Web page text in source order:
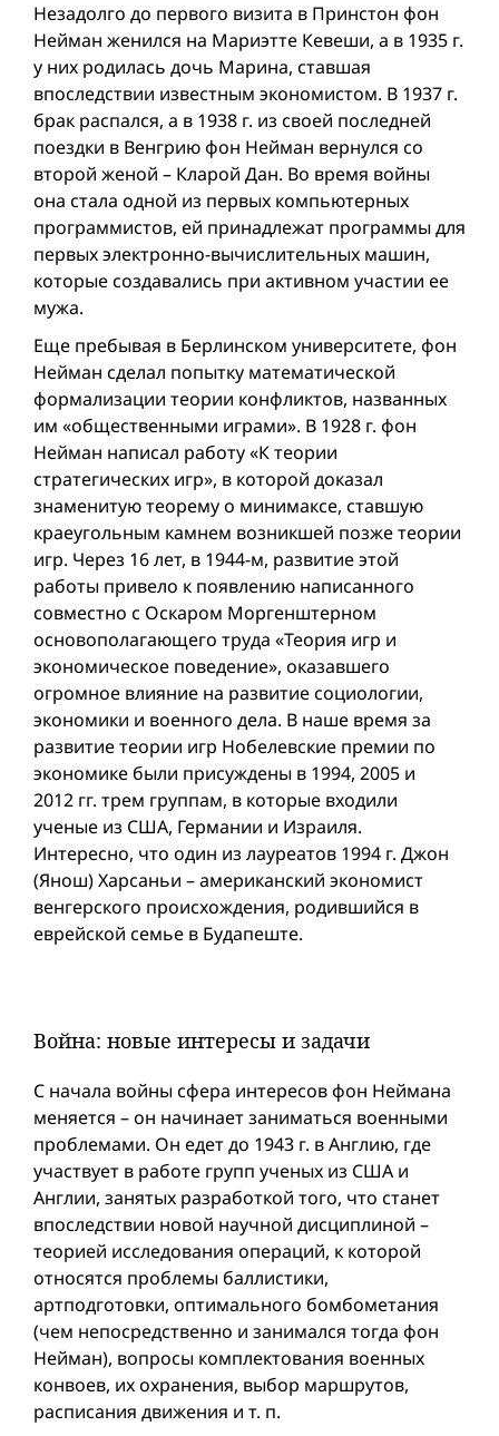
Незадолго до первого визита в Принстон фон
Нейман женился на Мариэтте Кевеши, а в 1935 г.
у них родилась дочь Марина, ставшая
впоследствии известным экономистом. В 1937 г.
брак распался, а в 1938 г. из своей последней
поездки в Венгрию фон Нейман вернулся со
второй женой – Кларой Дан. Во время войны
она стала одной из первых компьютерных
программистов, ей принадлежат программы для
первых электронно-вычислительных машин,
которые создавались при активном участии ее
мужа.
Еще пребывая в Берлинском университете, фон
Нейман сделал попытку математической
формализации теории конфликтов, названных
им «общественными играми». В 1928 г. фон
Нейман написал работу «К теории
стратегических игр», в которой доказал
знаменитую теорему о минимаксе, ставшую
крае­угольным камнем возникшей позже теории
игр. Через 16 лет, в 1944-м, развитие этой
работы привело к появлению написанного
совместно с Оскаром Моргенштерном
основополагающего труда «Теория игр и
экономическое поведение», оказавшего
огромное влияние на развитие социологии,
экономики и военного дела. В наше время за
развитие теории игр Нобелевские премии по
экономике были присуждены в 1994, 2005 и
2012 гг. трем группам, в которые входили
ученые из США, Германии и Израиля.
Интересно, что один из лауреатов 1994 г. Джон
(Янош) Харсаньи – американский экономист
венгерского происхождения, родившийся в
еврейской семье в Будапеште.
Война: новые интересы и задачи
С начала войны сфера интересов фон Неймана
меняется – он начинает заниматься военными
проблемами. Он едет до 1943 г. в Англию, где
участвует в работе групп ученых из США и
Англии, занятых разработкой того, что станет
впоследствии новой научной дисциплиной –
теорией исследования операций, к которой
относятся проблемы баллистики,
артподготовки, оптимального бомбометания
(чем непосредственно и занимался тогда фон
Нейман), вопросы комплектования военных
конвоев, их охранения, выбор маршрутов,
расписания движения и т. п.